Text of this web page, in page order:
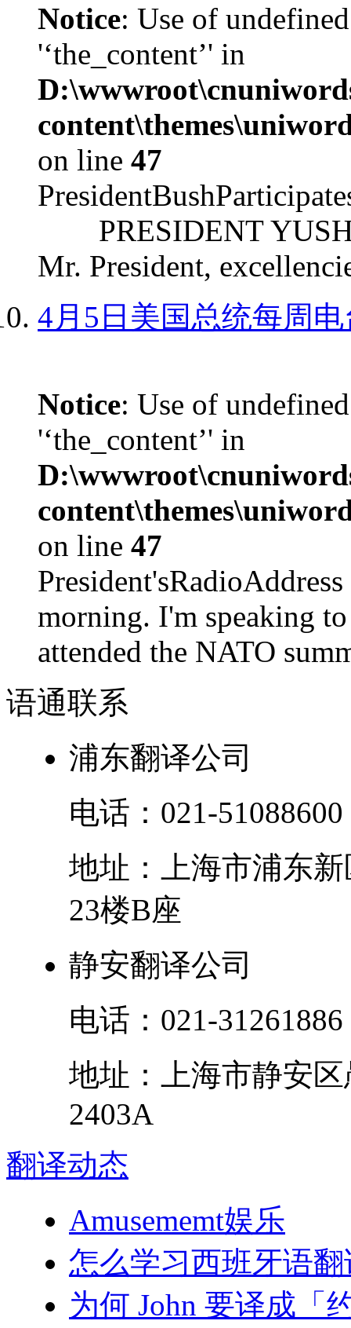
Notice: Use of
'‘the_content’' in
on line 47
PRESIDENT
Mr. President,
4月5日美国总统每周
Notice: Use of
'‘the_content’' in
on line 47
morning. I'm speaking
attended the NATO
语通联系
浦东翻译公司
电话： 021-51088600
地址：
上海市浦东新
23楼B座
静安翻译公司
电话： 021-31261886
地址：
上海市静安区
2403A
翻译动态
Amusememt娱乐
怎么学习西班牙语翻
为何 John 要译成「